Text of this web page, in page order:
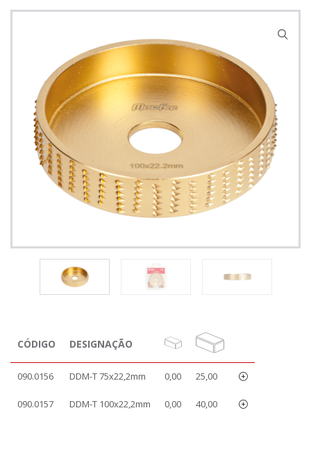
CÓDIGO DESIGNAÇÃO
090.0156 DDM-T 75x22,2mm 0,00 25,00
090.0157 DDM-T 100x22,2mm 0,00 40,00